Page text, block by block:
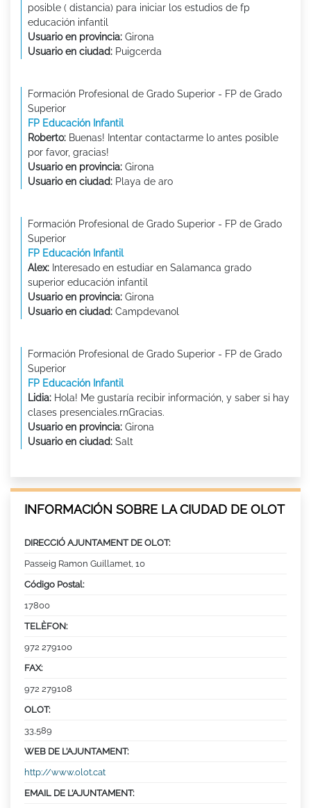
posible ( distancia) para iniciar los estudios de fp
educación infantil
Usuario en provincia: Girona
Usuario en ciudad: Puigcerda
Formación Profesional de Grado Superior - FP de Grado
Superior
FP Educación Infantil
Roberto: Buenas! Intentar contactarme lo antes posible
por favor, gracias!
Usuario en provincia: Girona
Usuario en ciudad: Playa de aro
Formación Profesional de Grado Superior - FP de Grado
Superior
FP Educación Infantil
Alex: Interesado en estudiar en Salamanca grado
superior educación infantil
Usuario en provincia: Girona
Usuario en ciudad: Campdevanol
Formación Profesional de Grado Superior - FP de Grado
Superior
FP Educación Infantil
Lidia: Hola! Me gustaría recibir información, y saber si hay
clases presenciales.rnGracias.
Usuario en provincia: Girona
Usuario en ciudad: Salt
INFORMACIÓN SOBRE LA CIUDAD DE OLOT
DIRECCIÓ AJUNTAMENT DE OLOT:
Passeig Ramon Guillamet, 10
Código Postal:
17800
TELÈFON:
972 279100
FAX:
972 279108
OLOT:
33,589
WEB DE L’AJUNTAMENT:
http://www.olot.cat
EMAIL DE L’AJUNTAMENT: